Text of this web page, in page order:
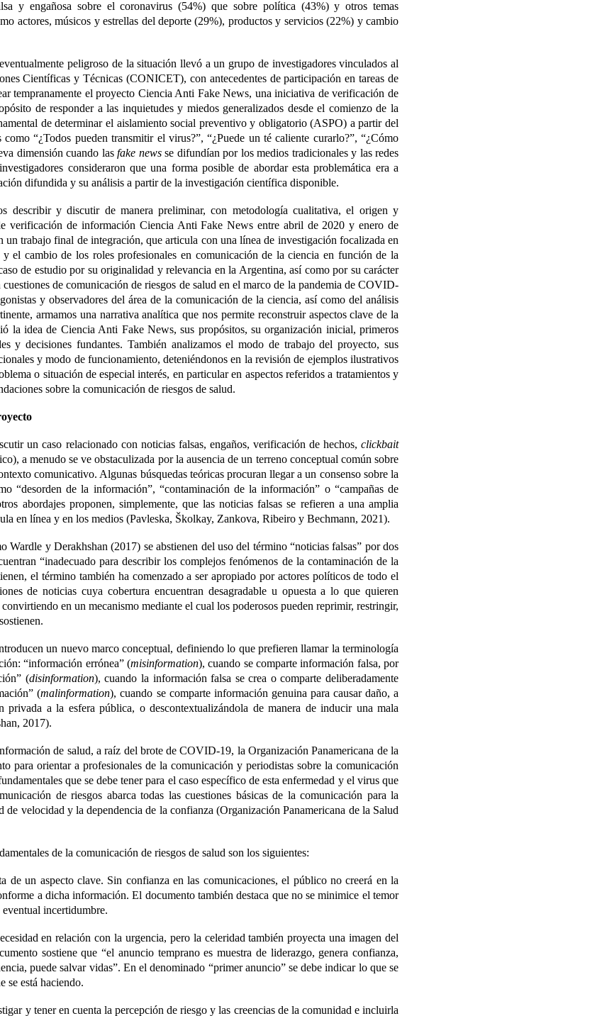
y engañosa sobre el coronavirus (54%) que sobre política (43%) y otros temas
actores, músicos y estrellas del deporte (29%), productos y servicios (22%) y cambio
peligroso de la situación llevó a un grupo de investigadores vinculados al
Científicas y Técnicas (CONICET), con antecedentes de participación en tareas de
tempranamente el proyecto Ciencia Anti Fake News, una iniciativa de verificación de
de responder a las inquietudes y miedos generalizados desde el comienzo de la
de determinar el aislamiento social preventivo y obligatorio (ASPO) a partir del
“¿Todos pueden transmitir el virus?”, “¿Puede un té caliente curarlo?”, “¿Cómo
dimensión cuando lasfake newsse difundían por los medios tradicionales y las redes
consideraron que una forma posible de abordar esta problemática era a
difundida y su análisis a partir de la investigación científica disponible.
describir y discutir de manera preliminar, con metodología cualitativa, el origen y
verificación de información Ciencia Anti Fake News entre abril de 2020 y enero de
un trabajo final de integración, que articula con una línea de investigación focalizada en
el cambio de los roles profesionales en comunicación de la ciencia en función de la
de estudio por su originalidad y relevancia en la Argentina, así como por su carácter
de comunicación de riesgos de salud en el marco de la pandemia de COVID-
y observadores del área de la comunicación de la ciencia, así como del análisis
armamos una narrativa analítica que nos permite reconstruir aspectos clave de la
la idea de Ciencia Anti Fake News, sus propósitos, su organización inicial, primeros
y decisiones fundantes. También analizamos el modo de trabajo del proyecto, sus
y modo de funcionamiento, deteniéndonos en la revisión de ejemplos ilustrativos
o situación de especial interés, en particular en aspectos referidos a tratamientos y
sobre la comunicación de riesgos de salud.
un caso relacionado con noticias falsas, engaños, verificación de hechos, clickbait
a menudo se ve obstaculizada por la ausencia de un terreno conceptual común sobre
comunicativo. Algunas búsquedas teóricas procuran llegar a un consenso sobre la
“desorden de la información”, “contaminación de la información” o “campañas de
abordajes proponen, simplemente, que las noticias falsas se refieren a una amplia
en línea y en los medios (Pavleska, Školkay, Zankova, Ribeiro y Bechmann, 2021).
Wardle y Derakhshan (2017) se abstienen del uso del término “noticias falsas” por dos
“inadecuado para describir los complejos fenómenos de la contaminación de la
el término también ha comenzado a ser apropiado por actores políticos de todo el
de noticias cuya cobertura encuentran desagradable u opuesta a lo que quieren
convirtiendo en un mecanismo mediante el cual los poderosos pueden reprimir, restringir,
un nuevo marco conceptual, definiendo lo que prefieren llamar la terminología
“información errónea” (misinformation), cuando se comparte información falsa, por
(disinformation), cuando la información falsa se crea o comparte deliberadamente
(malinformation), cuando se comparte información genuina para causar daño, a
privada a la esfera pública, o descontextualizándola de manera de inducir una mala
2017).
de salud, a raíz del brote de COVID-19, la Organización Panamericana de la
para orientar a profesionales de la comunicación y periodistas sobre la comunicación
que se debe tener para el caso específico de esta enfermedad y el virus que
de riesgos abarca todas las cuestiones básicas de la comunicación para la
de velocidad y la dependencia de la confianza (Organización Panamericana de la Salud
de la comunicación de riesgos de salud son los siguientes:
de un aspecto clave. Sin confianza en las comunicaciones, el público no creerá en la
a dicha información. El documento también destaca que no se minimice el temor
incertidumbre.
en relación con la urgencia, pero la celeridad también proyecta una imagen del
sostiene que “el anuncio temprano es muestra de liderazgo, genera confianza,
puede salvar vidas”. En el denominado “primer anuncio” se debe indicar lo que se
se está haciendo.
y tener en cuenta la percepción de riesgo y las creencias de la comunidad e incluirla